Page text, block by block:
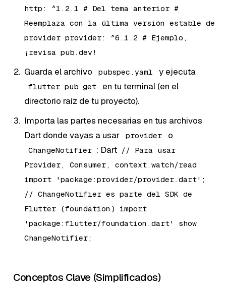
http: ^1.2.1 # Del tema anterior #
Reemplaza con la última versión estable de
provider provider: ^6.1.2 # Ejemplo,
¡revisa pub.dev!
Guarda el archivo pubspec.yaml y ejecuta
flutter pub get
en tu terminal (en el
directorio raíz de tu proyecto).
Importa las partes necesarias en tus archivos
Dart donde vayas a usar
provider o
ChangeNotifier : Dart // Para usar
Provider, Consumer, context.watch/read
import 'package:provider/provider.dart';
// ChangeNotifier es parte del SDK de
Flutter (foundation) import
'package:flutter/foundation.dart' show
ChangeNotifier;
Conceptos Clave (Simplificados)